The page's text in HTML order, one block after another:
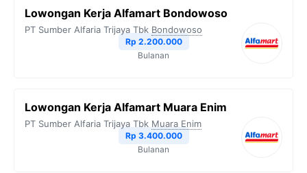
Lowongan Kerja Alfamart Bondowoso
PT Sumber Alfaria Trijaya Tbk Bondowoso
Rp 2.200.000
Bulanan
Lowongan Kerja Alfamart Muara Enim
PT Sumber Alfaria Trijaya Tbk Muara Enim
Rp 3.400.000
Bulanan